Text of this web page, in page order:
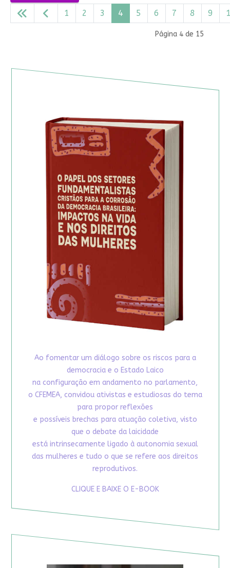
Página 4 de 15
1 2 3 4 5 6 7 8 9
Ao fomentar um diálogo sobre os riscos para a
democracia e o Estado Laico
na configuração em andamento no parlamento,
o CFEMEA, convidou ativistas e estudiosas do tema
para propor reflexões
e possíveis brechas para atuação coletiva, visto
que o debate da laicidade
está intrinsecamente ligado à autonomia sexual
das mulheres e tudo o que se refere aos direitos
reprodutivos.
CLIQUE E BAIXE O E-BOOK